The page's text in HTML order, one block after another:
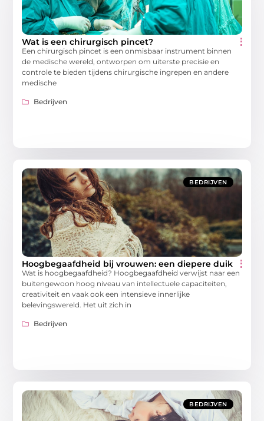
Wat is een chirurgisch pincet?
Een chirurgisch pincet is een onmisbaar instrument binnen
de medische wereld, ontworpen om uiterste precisie en
controle te bieden tijdens chirurgische ingrepen en andere
medische
Bedrijven
BEDRIJVEN
Hoogbegaafdheid bij vrouwen: een diepere duik
Wat is hoogbegaafdheid? Hoogbegaafdheid verwijst naar een
buitengewoon hoog niveau van intellectuele capaciteiten,
creativiteit en vaak ook een intensieve innerlijke
belevingswereld. Het uit zich in
Bedrijven
BEDRIJVEN